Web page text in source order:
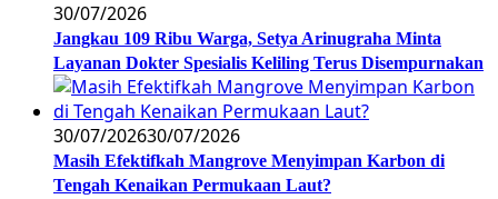
30/07/2026
Jangkau 109 Ribu Warga, Setya Arinugraha Minta
Layanan Dokter Spesialis Keliling Terus Disempurnakan
30/07/202630/07/2026
Masih Efektifkah Mangrove Menyimpan Karbon di
Tengah Kenaikan Permukaan Laut?